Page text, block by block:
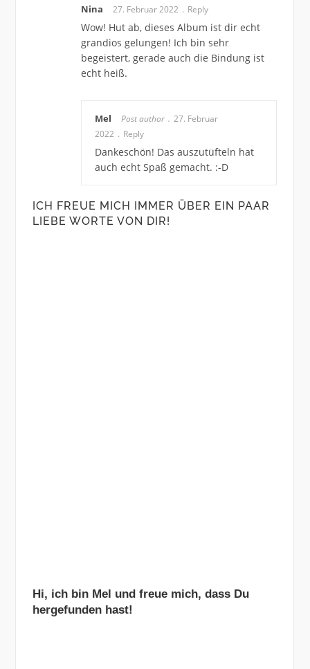
Nina 27. Februar 2022 Reply
Wow! Hut ab, dieses Album ist dir echt
grandios gelungen! Ich bin sehr
begeistert, gerade auch die Bindung ist
echt heiß.
Mel Post author
27. Februar
2022
Reply
Dankeschön! Das auszutüfteln hat
auch echt Spaß gemacht. :-D
ICH FREUE MICH IMMER ÜBER EIN PAAR
LIEBE WORTE VON DIR!
Hi, ich bin Mel und freue mich, dass Du
hergefunden hast!